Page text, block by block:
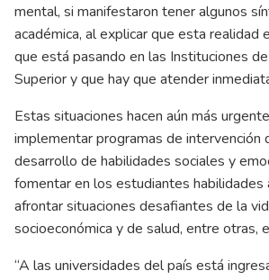
mental, si manifestaron tener algunos
académica, al explicar que esta realidad
que está pasando en las Instituciones
Superior y que hay que atender
Estas situaciones hacen aún más
implementar programas de intervención
desarrollo de habilidades sociales y
fomentar en los estudiantes habilidades
afrontar situaciones desafiantes de la
socioeconómica y de salud, entre otras,
“A las universidades del país está